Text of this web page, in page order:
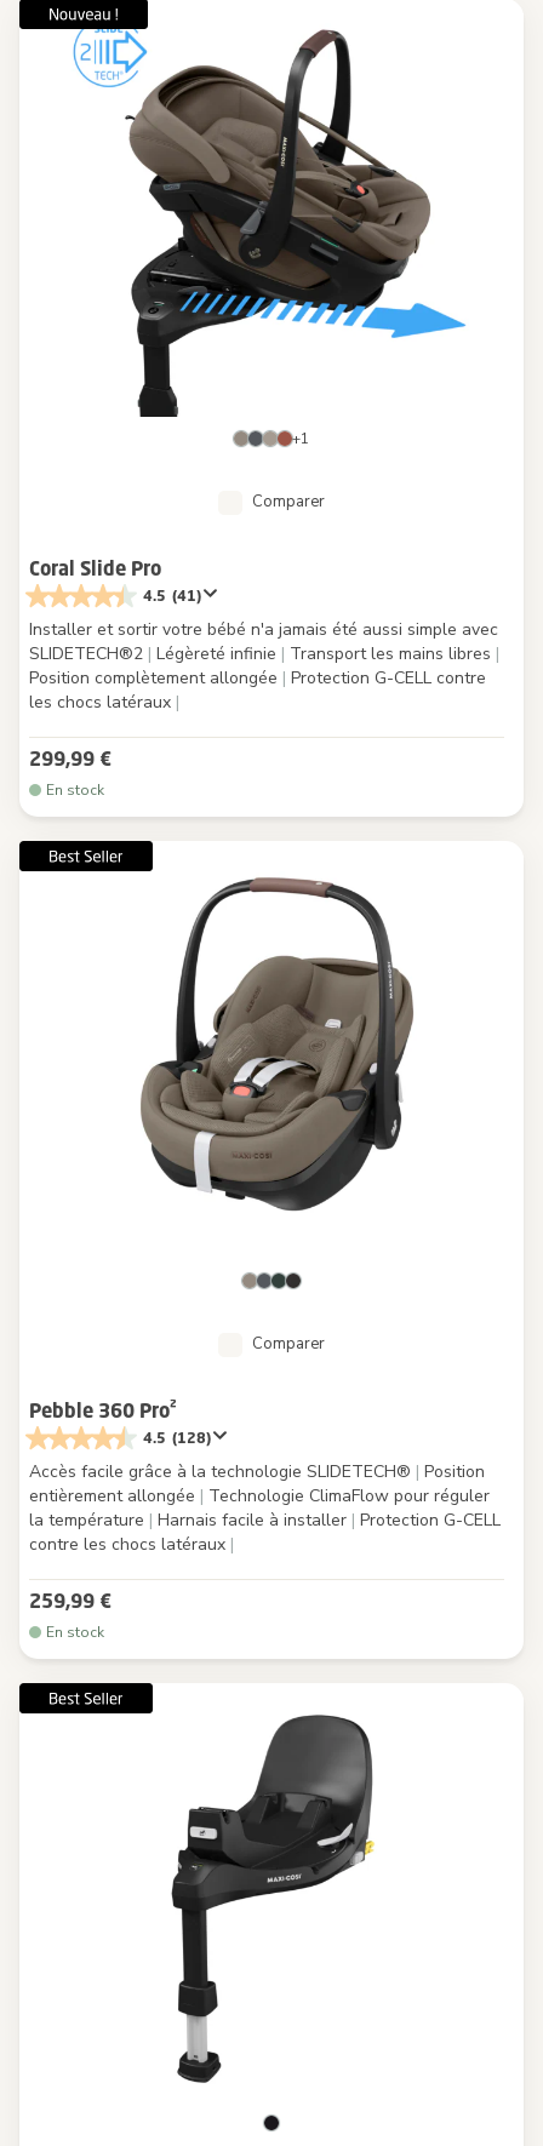
+1
Comparer
Coral Slide Pro
4.5 (41)
Installer et sortir votre bébé n'a jamais été aussi simple avec
SLIDETECH®2 | Légèreté infinie | Transport les mains libres |
Position complètement allongée | Protection G-CELL contre
les chocs latéraux |
299,99 €
En stock
Comparer
Pebble 360 Pro²
4.5 (128)
Accès facile grâce à la technologie SLIDETECH® | Position
entièrement allongée | Technologie ClimaFlow pour réguler
la température | Harnais facile à installer | Protection G-CELL
contre les chocs latéraux |
259,99 €
En stock